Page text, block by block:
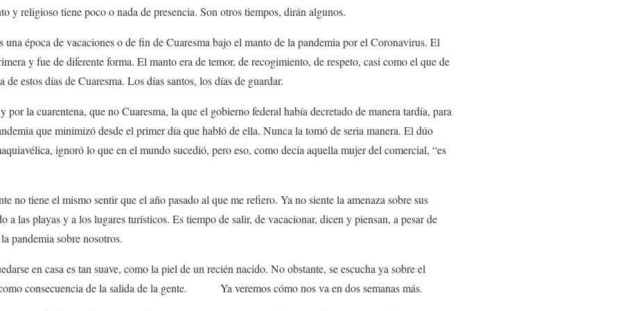
y religioso tiene poco o nada de presencia. Son otros tiempos, dirán algunos.
época de vacaciones o de fin de Cuaresma bajo el manto de la pandemia por el Coronavirus. El
y fue de diferente forma. El manto era de temor, de recogimiento, de respeto, casi como el que de
de estos días de Cuaresma. Los días santos, los días de guardar.
por la cuarentena, que no Cuaresma, la que el gobierno federal había decretado de manera tardía, para
que minimizó desde el primer día que habló de ella. Nunca la tomó de seria manera. El dúo
ignoró lo que en el mundo sucedió, pero eso, como decía aquella mujer del comercial, “es
no tiene el mismo sentir que el año pasado al que me refiero. Ya no siente la amenaza sobre sus
a las playas y a los lugares turísticos. Es tiempo de salir, de vacacionar, dicen y piensan, a pesar de
pandemia sobre nosotros.
en casa es tan suave, como la piel de un recién nacido. No obstante, se escucha ya sobre el
consecuencia de la salida de la gente. Ya veremos cómo nos va en dos semanas más.